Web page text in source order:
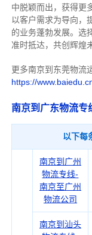
中脱颖而出，获得更
以客户需求为导向，
的业务蓬勃发展。选
准时抵达，共创辉煌
更多南京到东莞物流
https://
南京到广东物流专
以下每
南京到广州
物流专线-
南京至广州
物流公司
南京到汕头